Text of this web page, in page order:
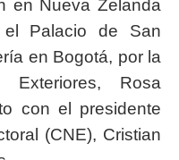
en Nueva Zelanda
el Palacio de San
en Bogotá, por la
Exteriores, Rosa
con el presidente
(CNE), Cristian